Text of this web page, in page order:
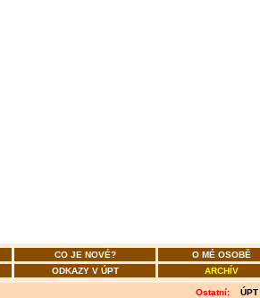
CO JE NOVÉ?
O MÉ OSOBĚ
ODKAZY V ÚPT ARCHÍV
Ostatní: ÚPT